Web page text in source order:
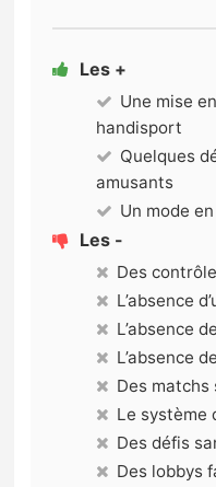
Les +
Une mise
handisport
Quelques
amusants
Un mode
Les -
Des
L’absence
L’absence
L’absence
Des
Le système
Des défis
Des lobbys